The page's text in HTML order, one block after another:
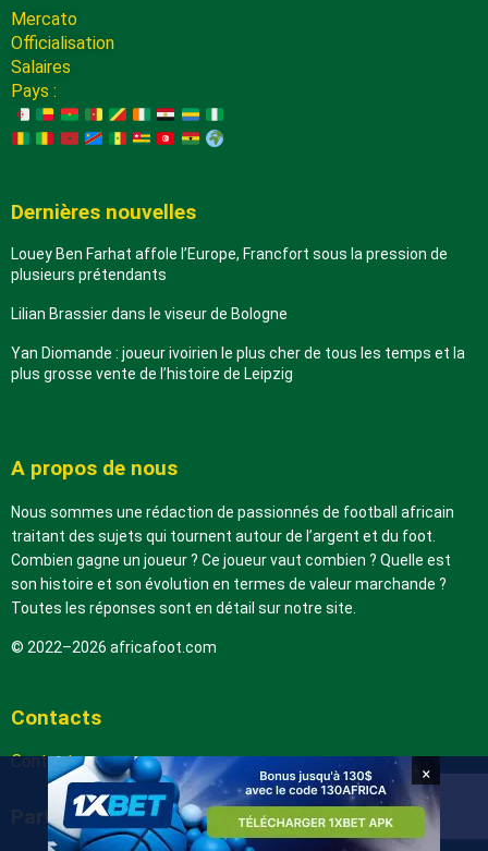
Mercato
Officialisation
Salaires
Pays :
Dernières nouvelles
Louey Ben Farhat affole l’Europe, Francfort sous la pression de
plusieurs prétendants
Lilian Brassier dans le viseur de Bologne
Yan Diomande : joueur ivoirien le plus cher de tous les temps et la
plus grosse vente de l’histoire de Leipzig
A propos de nous
Nous sommes une rédaction de passionnés de football africain
traitant des sujets qui tournent autour de l’argent et du foot.
Combien gagne un joueur ? Ce joueur vaut combien ? Quelle est
son histoire et son évolution en termes de valeur marchande ?
Toutes les réponses sont en détail sur notre site.
© 2022–2026 africafoot.com
Contacts
Contactez-nous
Partenaires
×